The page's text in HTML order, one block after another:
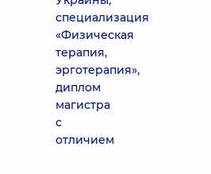
специализация
«Физическая
терапия,
эрготерапия»,
диплом
магистра
с
отличием